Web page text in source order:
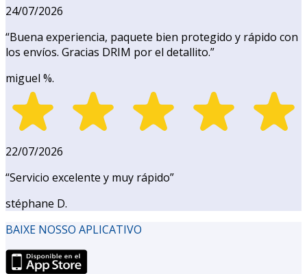
24/07/2026
“Buena experiencia, paquete bien protegido y rápido con
los envíos. Gracias DRIM por el detallito.”
miguel %.
22/07/2026
“Servicio excelente y muy rápido”
stéphane D.
BAIXE NOSSO APLICATIVO